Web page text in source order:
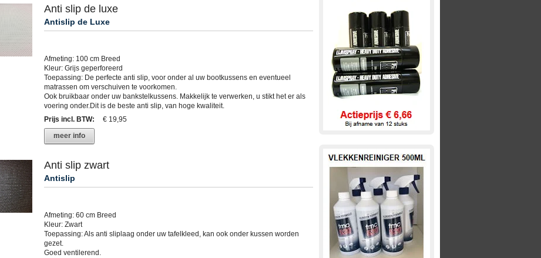
Anti slip de luxe
Antislip de Luxe
Afmeting: 100 cm Breed
Kleur: Grijs geperforeerd
Toepassing: De perfecte anti slip, voor onder al uw bootkussens en eventueel
matrassen om verschuiven te voorkomen.
Ook bruikbaar onder uw bankstelkussens. Makkelijk te verwerken, u stikt het er als
voering onder.Dit is de beste anti slip, van hoge kwaliteit.
Prijs incl. BTW:
€ 19,95
meer info
Anti slip zwart
Antislip
Afmeting: 60 cm Breed
Kleur: Zwart
Toepassing: Als anti sliplaag onder uw tafelkleed, kan ook onder kussen worden
gezet.
Goed ventilerend.